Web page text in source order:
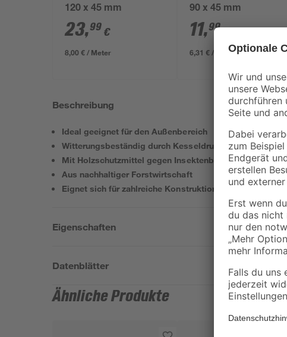
120 x 45 mm
23,99 €
8,00 € / Meter
90 x 45 mm
11,99
6,31 € / Meter
Beschreibung
Ideal geeignet für den Außenbereich
Witterungsbeständig durch Kesseldruckimprägnierung
Mit Holzschutzmittel gegen Insektenbefall versehen
Aus nachhaltiger Forstwirtschaft
Eignet sich für zahlreiche Konstruktionen
Eigenschaften
Datenblätter
Ähnliche Produkte